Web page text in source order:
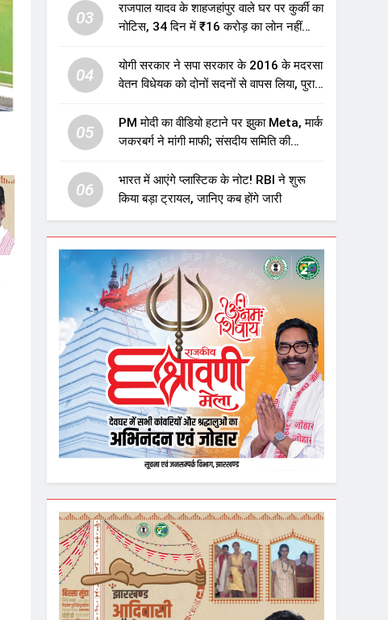
03
राजपाल यादव के शाहजहांपुर वाले घर पर कुर्की का
नोटिस, 34 दिन में ₹16 करोड़ का लोन नहीं
04
योगी सरकार ने सपा सरकार के 2016 के मदरसा
वेतन विधेयक को दोनों सदनों से वापस लिया, पुराने
उठाए सवाल
05
PM मोदी का वीडियो हटाने पर झुका Meta, मार्क
जकरबर्ग ने मांगी माफी; संसदीय समिति की
06
भारत में आएंगे प्लास्टिक के नोट! RBI ने शुरू
किया बड़ा ट्रायल, जानिए कब होंगे जारी